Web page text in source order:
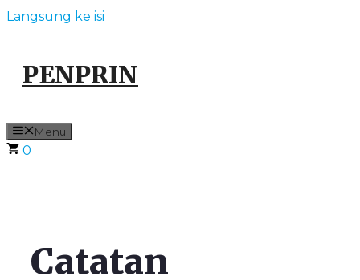
Langsung ke isi
PENPRIN
Menu
0
Catatan